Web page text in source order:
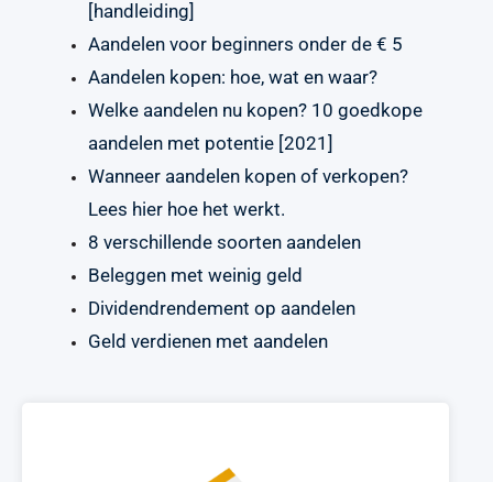
[handleiding]
Aandelen voor beginners onder de € 5
Aandelen kopen: hoe, wat en waar?
Welke aandelen nu kopen? 10 goedkope
aandelen met potentie [2021]
Wanneer aandelen kopen of verkopen?
Lees hier hoe het werkt.
8 verschillende soorten aandelen
Beleggen met weinig geld
Dividendrendement op aandelen
Geld verdienen met aandelen